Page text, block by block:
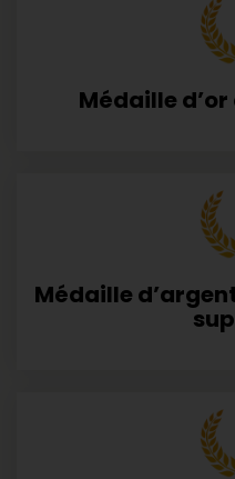
Médaille
Médaille